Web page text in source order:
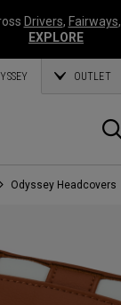
Drivers, Fairways,
EXPLORE
OUTLET
Odyssey Headcovers